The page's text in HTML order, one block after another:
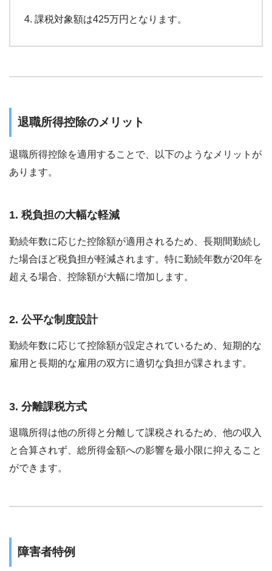
課税対象額は425万円となります。
退職所得控除のメリット
退職所得控除を適用することで、以下のようなメリットが
あります。
1. 税負担の大幅な軽減
勤続年数に応じた控除額が適用されるため、長期間勤続し
た場合ほど税負担が軽減されます。特に勤続年数が20年を
超える場合、控除額が大幅に増加します。
2. 公平な制度設計
勤続年数に応じて控除額が設定されているため、短期的な
雇用と長期的な雇用の双方に適切な負担が課されます。
3. 分離課税方式
退職所得は他の所得と分離して課税されるため、他の収入
と合算されず、総所得金額への影響を最小限に抑えること
ができます。
障害者特例